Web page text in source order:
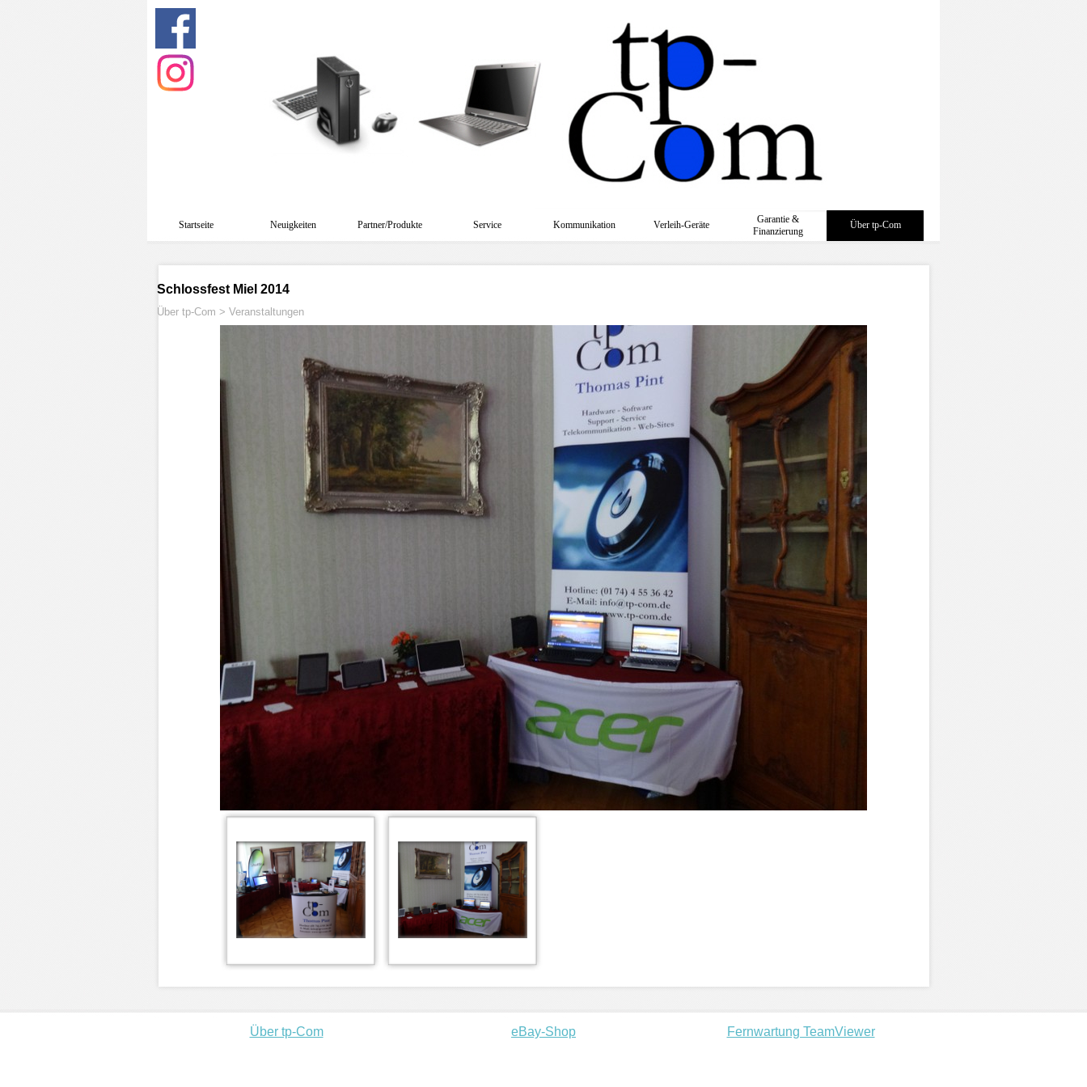
Startseite Neuigkeiten Partner/Produkte Service Kommunikation Verleih-Geräte
Garantie &
Finanzierung
Über tp-Com
Schlossfest Miel 2014
Über tp-Com > Veranstaltungen
Über tp-Com eBay-Shop Fernwartung TeamViewer